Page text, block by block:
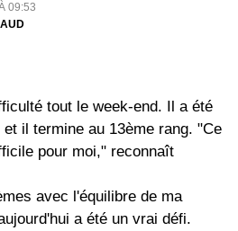
09:53
tout le week-end. Il a été
il termine au 13ème rang. "Ce
pour moi," reconnaît
avec l'équilibre de ma
a été un vrai défi.